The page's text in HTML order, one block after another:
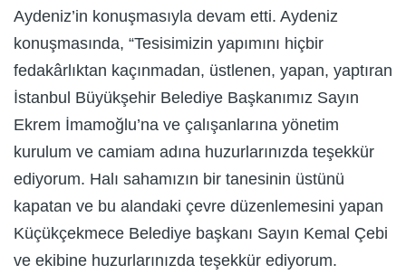
Aydeniz’in konuşmasıyla devam etti. Aydeniz
konuşmasında, “Tesisimizin yapımını hiçbir
fedakârlıktan kaçınmadan, üstlenen, yapan, yaptıran
İstanbul Büyükşehir Belediye Başkanımız Sayın
Ekrem İmamoğlu’na ve çalışanlarına yönetim
kurulum ve camiam adına huzurlarınızda teşekkür
ediyorum. Halı sahamızın bir tanesinin üstünü
kapatan ve bu alandaki çevre düzenlemesini yapan
Küçükçekmece Belediye başkanı Sayın Kemal Çebi
ve ekibine huzurlarınızda teşekkür ediyorum.